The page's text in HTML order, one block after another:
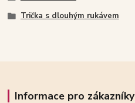
Trička s dlouhým rukávem
Informace pro zákazníky